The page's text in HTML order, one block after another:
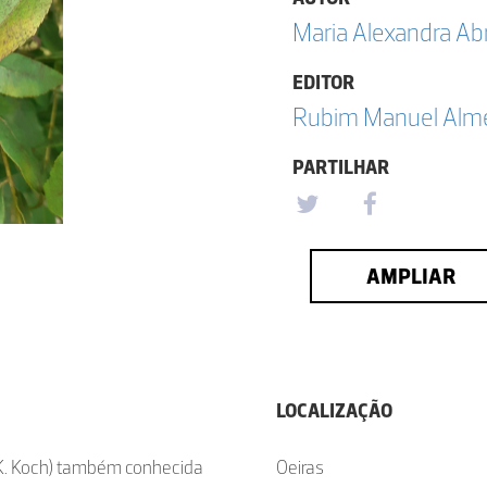
Maria Alexandra
EDITOR
Rubim Manuel
PARTILHAR
AMPLIAR
Koch) também conhecida
LOCALIZAÇÃO
Oeiras